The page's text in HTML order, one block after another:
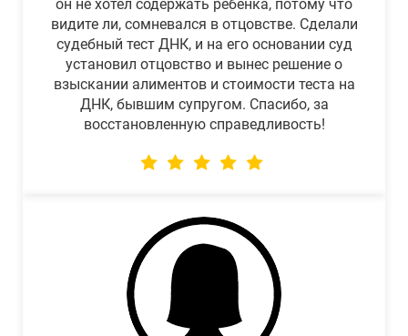
он не хотел содержать ребенка, потому что
видите ли, сомневался в отцовстве. Сделали
судебный тест ДНК, и на его основании суд
установил отцовство и вынес решение о
взыскании алиментов и стоимости теста на
ДНК, бывшим супругом. Спасибо, за
восстановленную справедливость!